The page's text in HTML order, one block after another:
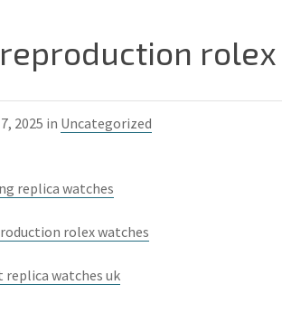
reproduction
2025 in Uncategorized
replica watches
rolex watches
replica watches uk